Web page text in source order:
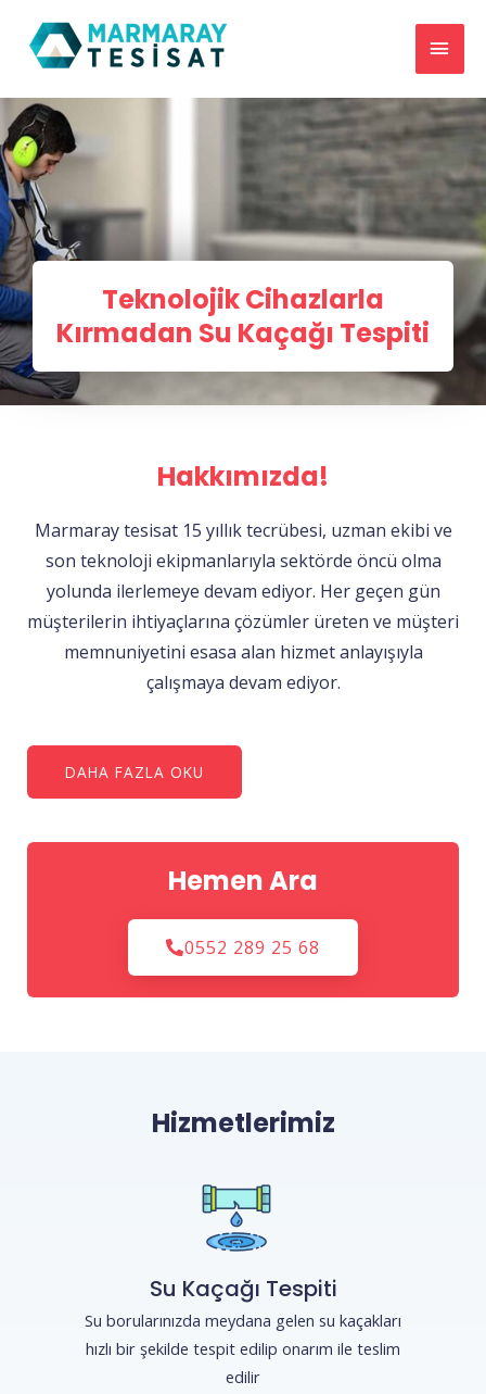
Teknolojik Cihazlarla
Kırmadan Su Kaçağı Tespiti
Hakkımızda!
Marmaray tesisat 15 yıllık tecrübesi, uzman ekibi ve
son teknoloji ekipmanlarıyla sektörde öncü olma
yolunda ilerlemeye devam ediyor. Her geçen gün
müşterilerin ihtiyaçlarına çözümler üreten ve müşteri
memnuniyetini esasa alan hizmet anlayışıyla
çalışmaya devam ediyor.
DAHA FAZLA OKU
Hemen Ara
0552 289 25 68
Hizmetlerimiz
Su Kaçağı Tespiti
Su borularınızda meydana gelen su kaçakları
hızlı bir şekilde tespit edilip onarım ile teslim
edilir